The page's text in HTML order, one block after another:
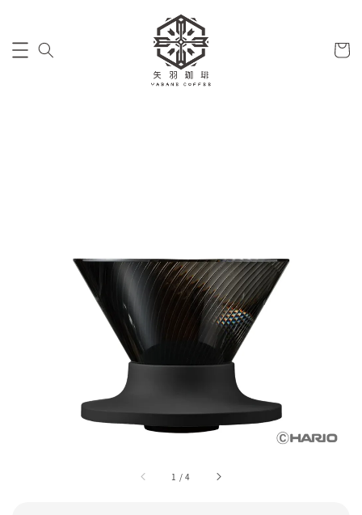
1 /4